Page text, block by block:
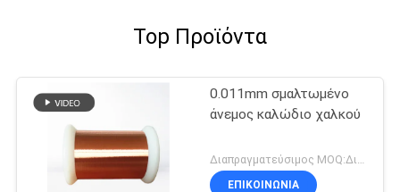
Top Προϊόντα
0.011mm σμαλτωμένο
άνεμος καλώδιο χαλκού
Διαπραγματεύσιμος MOQ:Διαφορετικοί τύποι με το differet MOQ
ΕΠΙΚΟΙΝΩΝΙΑ